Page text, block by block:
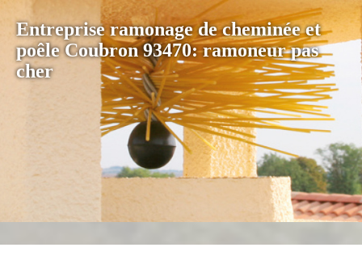
Entreprise ramonage de cheminée et
poêle Coubron 93470: ramoneur pas
cher